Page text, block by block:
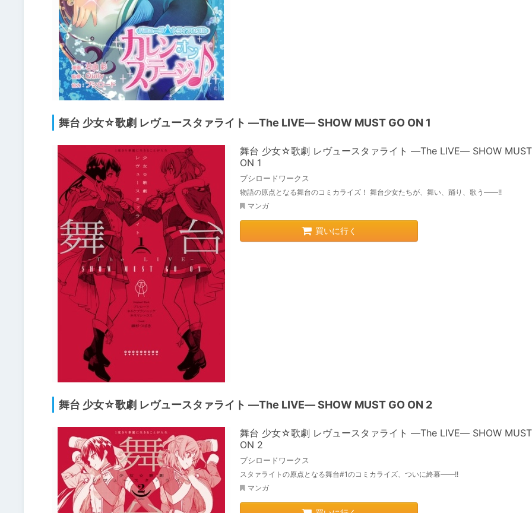
舞台 少女☆歌劇 レヴュースタァライト ―The LIVE― SHOW MUST GO ON 1
舞台 少女☆歌劇 レヴュースタァライト ―The LIVE― SHOW
ON 1
ブシロードワークス
物語の原点となる舞台のコミカライズ！ 舞台少女たちが、舞い、踊り、歌う――!!
マンガ
買いに行く
舞台 少女☆歌劇 レヴュースタァライト ―The LIVE― SHOW MUST GO ON 2
舞台 少女☆歌劇 レヴュースタァライト ―The LIVE― SHOW
ON 2
ブシロードワークス
スタァライトの原点となる舞台#1のコミカライズ、ついに終幕――!!
マンガ